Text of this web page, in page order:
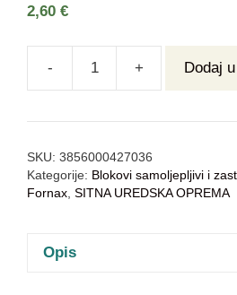
2,60 €
- + Dodaj
SKU: 3856000427036
Kategorije: Blokovi samoljepljivi i
Fornax SITNA UREDSKA OPREMA
Opis